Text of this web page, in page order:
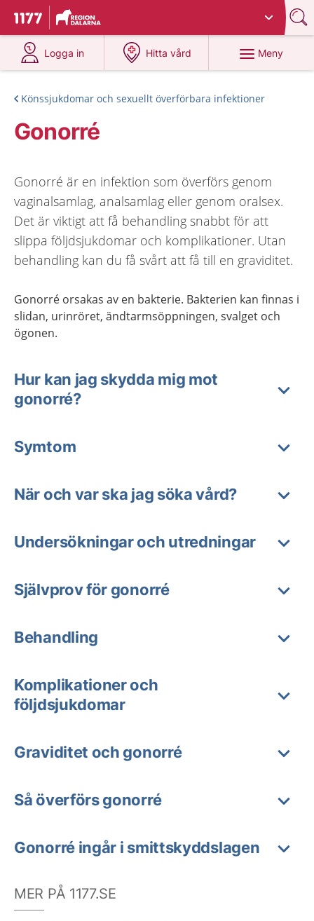
Till startsidan för 1177
Du har valt region
Logga in
på 1177.se
Hitta vård
på 1177.se
Meny
Könssjukdomar och sexuellt överförbara infektioner
Gonorré
Gonorré är en infektion som överförs genom
vaginalsamlag, analsamlag eller genom oralsex.
Det är viktigt att få behandling snabbt för att
slippa följdsjukdomar och komplikationer. Utan
behandling kan du få svårt att få till en graviditet.
Gonorré orsakas av en bakterie. Bakterien kan finnas i
slidan, urinröret, ändtarmsöppningen, svalget och
ögonen.
Hur kan jag skydda mig mot
gonorré?
Symtom
När och var ska jag söka vård?
Undersökningar och utredningar
Självprov för gonorré
Behandling
Komplikationer och
följdsjukdomar
Graviditet och gonorré
Så överförs gonorré
Gonorré ingår i smittskyddslagen
MER PÅ 1177.SE